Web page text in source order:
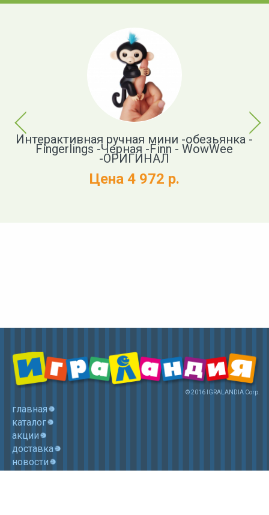
Previous
Интерактивная ручная мини -обезьянка -
Fingerlings -Черная -Finn - WowWee
-ОРИГИНАЛ
Цена 4 972 р.
Next
© 2016 IGRALANDIA Corp.
главная
каталог
акции
доставка
новости